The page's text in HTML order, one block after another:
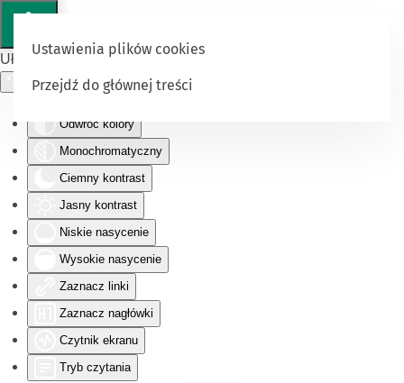
Ułatwienia dostępu
Odwróć kolory
Monochromatyczny
Ciemny kontrast
Jasny kontrast
Niskie nasycenie
Wysokie nasycenie
Zaznacz linki
Zaznacz nagłówki
Czytnik ekranu
Tryb czytania
Ustawienia plików cookies
Przejdź do głównej treści